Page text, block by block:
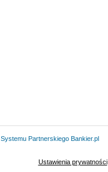
Systemu Partnerskiego Bankier.pl
Ustawienia prywatności